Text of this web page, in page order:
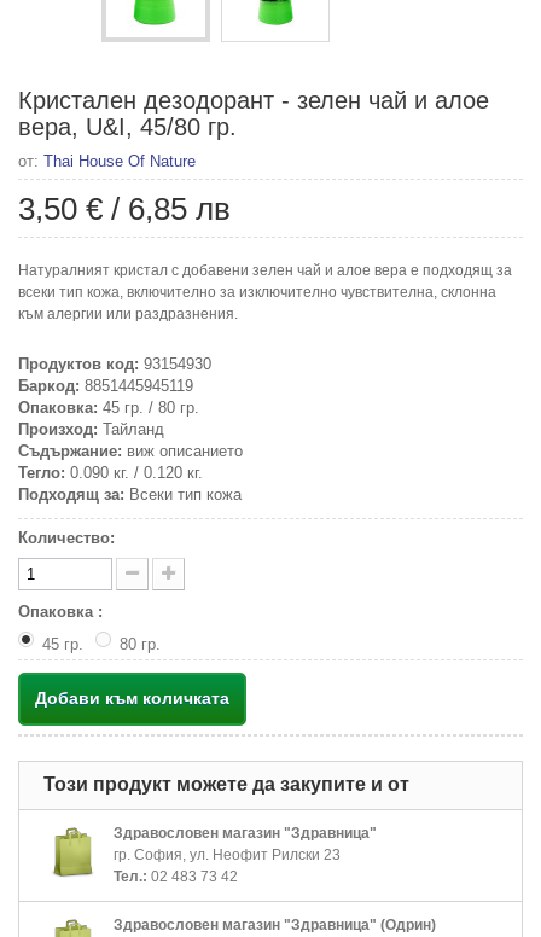
Кристален дезодорант - зелен чай и алое
вера, U&I, 45/80 гр.
от: Thai House Of Nature
3,50 € / 6,85 лв
Натуралният кристал с добавени зелен чай и алое вера е подходящ за
всеки тип кожа, включително за изключително чувствителна, склонна
към алергии или раздразнения.
Продуктов код: 93154930
Баркод: 8851445945119
Опаковка: 45 гр. / 80 гр.
Произход: Тайланд
Съдържание: виж описанието
Тегло: 0.090 кг. / 0.120 кг.
Подходящ за: Всеки тип кожа
Количество:
Опаковка :
45 гр.
80 гр.
Добави към количката
Този продукт можете да закупите и от
Здравословен магазин "Здравница"
гр. София, ул. Неофит Рилски 23
Тел.: 02 483 73 42
Здравословен магазин "Здравница" (Одрин)